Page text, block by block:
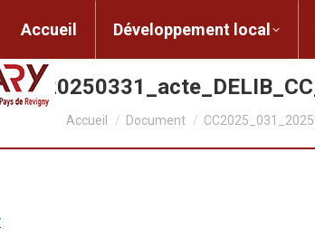
Accueil Développement local
Accueil Document
Accueil Développement local